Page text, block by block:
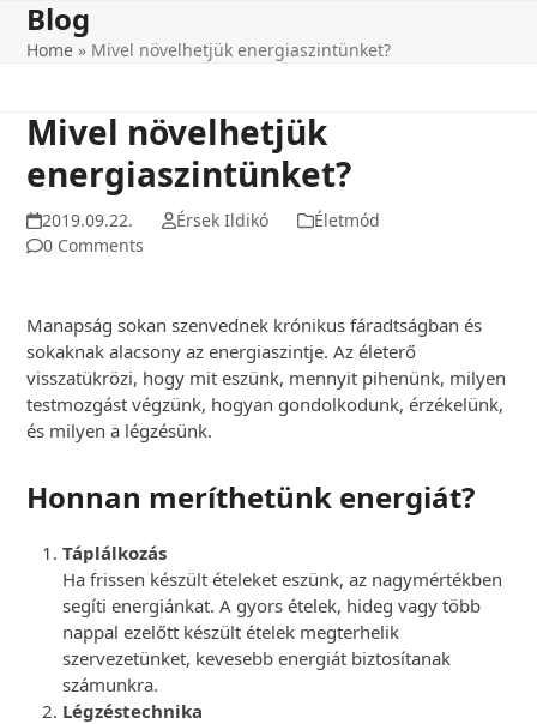
SkipBlog
Home » Mivel növelhetjük energiaszintünket?
Mivel növelhetjük
energiaszintünket?
2019.09.22. Érsek Ildikó
Életmód
0 Comments
Manapság sokan szenvednek krónikus fáradtságban és
sokaknak alacsony az energiaszintje. Az életerő
visszatükrözi, hogy mit eszünk, mennyit pihenünk, milyen
testmozgást végzünk, hogyan gondolkodunk, érzékelünk,
és milyen a légzésünk.
Honnan meríthetünk energiát?
Táplálkozás
Ha frissen készült ételeket eszünk, az nagymértékben
segíti energiánkat. A gyors ételek, hideg vagy több
nappal ezelőtt készült ételek megterhelik
szervezetünket, kevesebb energiát biztosítanak
számunkra.
Légzéstechnika